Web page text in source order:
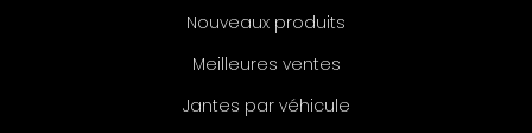
Nouveaux produits
Meilleures ventes
Jantes par véhicule